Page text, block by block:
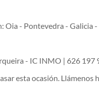
Oia - Pontevedra - Galicia -
- IC INMO | 626 197
esta ocasión. Llámenos